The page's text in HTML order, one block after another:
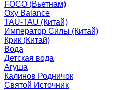
FOCO (Вьетнам)
Oxy Balance
TAU-TAU (Китай)
Император Силы (Китай)
Крик (Китай)
Вода
Детская вода
Агуша
Калинов Родничок
Святой Источник